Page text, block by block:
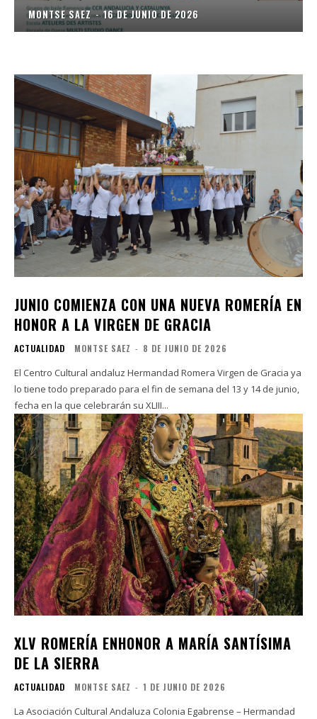
MONTSE SAEZ - 16 DE JUNIO DE 2026
JUNIO COMIENZA CON UNA NUEVA ROMERÍA EN
HONOR A LA VIRGEN DE GRACIA
ACTUALIDAD MONTSE SAEZ - 8 DE JUNIO DE 2026
El Centro Cultural andaluz Hermandad Romera Virgen de Gracia ya
lo tiene todo preparado para el fin de semana del 13 y 14 de junio,
fecha en la que celebrarán su XLIII...
XLV ROMERÍA ENHONOR A MARÍA SANTÍSIMA
DE LA SIERRA
ACTUALIDAD MONTSE SAEZ - 1 DE JUNIO DE 2026
La Asociación Cultural Andaluza Colonia Egabrense – Hermandad